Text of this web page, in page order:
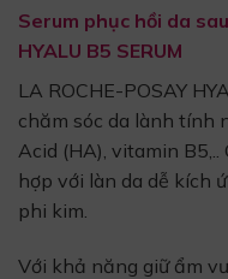
Serum phục hồi da
HYALU B5 SERUM
LA ROCHE-POSAY
chăm sóc da lành tính
Acid (HA), vitamin
hợp với làn da dễ kích
phi kim.
Với khả năng giữ ẩm